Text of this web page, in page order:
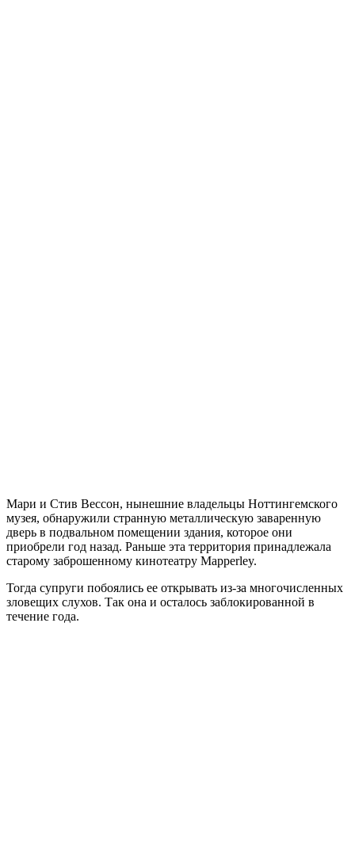
Мари и Стив Вессон, нынешние владельцы Ноттингемского
музея, обнаружили странную металлическую заваренную
дверь в подвальном помещении здания, которое они
приобрели год назад. Раньше эта территория принадлежала
старому заброшенному кинотеатру Mapperley.
Тогда супруги побоялись ее открывать из-за многочисленных
зловещих слухов. Так она и осталось заблокированной в
течение года.